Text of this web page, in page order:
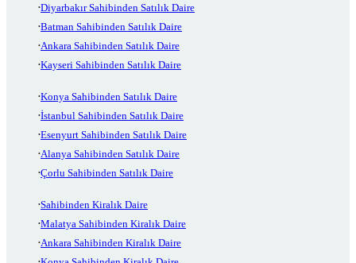
Diyarbakır Sahibinden Satılık Daire
Batman Sahibinden Satılık Daire
Ankara Sahibinden Satılık Daire
Kayseri Sahibinden Satılık Daire
Konya Sahibinden Satılık Daire
İstanbul Sahibinden Satılık Daire
Esenyurt Sahibinden Satılık Daire
Alanya Sahibinden Satılık Daire
Çorlu Sahibinden Satılık Daire
Sahibinden Kiralık Daire
Malatya Sahibinden Kiralık Daire
Ankara Sahibinden Kiralık Daire